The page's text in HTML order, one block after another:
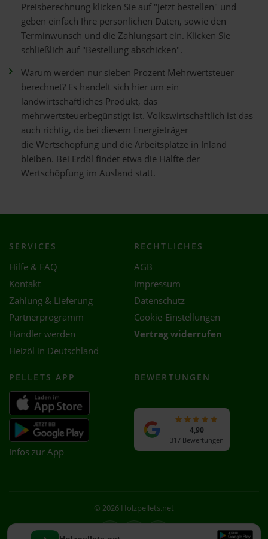
Preisberechnung klicken Sie auf "jetzt bestellen" und
geben einfach Ihre persönlichen Daten, sowie den
Terminwunsch und die Zahlungsart ein. Klicken Sie
schließlich auf "Bestellung abschicken".
Warum werden nur sieben Prozent Mehrwertsteuer
berechnet? Es handelt sich hier um ein
landwirtschaftliches Produkt, das
mehrwertsteuerbegünstigt ist. Volkswirtschaftlich ist das
auch richtig, da bei diesem Energieträger
die Wertschöpfung und die Arbeitsplätze in Inland
bleiben. Bei Erdöl findet etwa die Hälfte der
Wertschöpfung im Ausland statt.
SERVICES
Hilfe & FAQ
Kontakt
Zahlung & Lieferung
Partnerprogramm
Händler werden
Heizöl in Deutschland
RECHTLICHES
AGB
Impressum
Datenschutz
Cookie-Einstellungen
Vertrag widerrufen
PELLETS APP
Infos zur App
BEWERTUNGEN
4,90
317 Bewertungen
© 2026 Holzpellets.net
Facebook